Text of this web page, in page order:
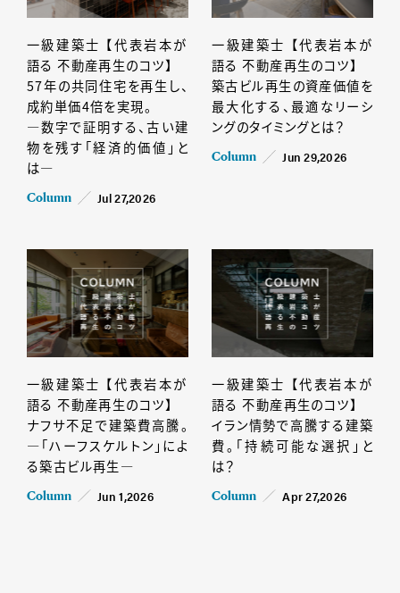
一級建築士 【代表岩本が
語る 不動産再生のコツ】
57年の共同住宅を再生し、
成約単価4倍を実現。
―数字で証明する、古い建
物を残す「経済的価値」と
は―
Column Jul 27,2026
一級建築士 【代表岩本が
語る 不動産再生のコツ】
築古ビル再生の資産価値を
最大化する、最適なリーシ
ングのタイミングとは？
Column Jun 29,2026
一級建築士 【代表岩本が
語る 不動産再生のコツ】
ナフサ不足で建築費高騰。
―「ハーフスケルトン」によ
る築古ビル再生―
Column Jun 1,2026
一級建築士 【代表岩本が
語る 不動産再生のコツ】
イラン情勢で高騰する建築
費。「持続可能な選択」と
は？
Column Apr 27,2026